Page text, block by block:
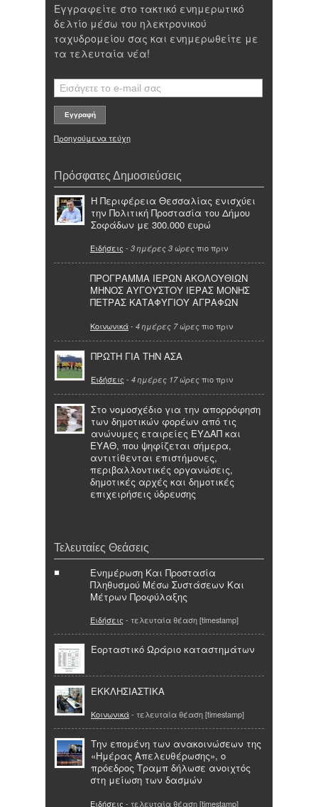
Εγγραφείτε στο τακτικό ενημερωτικό
δελτίο μέσω του ηλεκτρονικού
ταχυδρομείου σας και ενημερωθείτε με
τα τελευταία νέα!
Προηγούμενα τεύχη
Πρόσφατες Δημοσιεύσεις
Η Περιφέρεια Θεσσαλίας ενισχύει
την Πολιτική Προστασία του Δήμου
Σοφάδων με 300.000 ευρώ
Ειδήσεις - 3 ημέρες 3 ώρες πιο πριν
ΠΡΟΓΡΑΜΜΑ ΙΕΡΩΝ ΑΚΟΛΟΥΘΙΩΝ
ΜΗΝΟΣ ΑΥΓΟΥΣΤΟΥ ΙΕΡΑΣ ΜΟΝΗΣ
ΠΕΤΡΑΣ ΚΑΤΑΦΥΓΙΟΥ ΑΓΡΑΦΩΝ
Κοινωνικά- 4 ημέρες 7 ώρες πιο πριν
ΠΡΩΤΗ ΓΙΑ ΤΗΝ ΑΣΑ
Ειδήσεις - 4 ημέρες 17 ώρες πιο πριν
Στο νομοσχέδιο για την απορρόφηση
των δημοτικών φορέων από τις
ανώνυμες εταιρείες ΕΥΔΑΠ και
ΕΥΑΘ, που ψηφίζεται σήμερα,
αντιτίθενται επιστήμονες,
περιβαλλοντικές οργανώσεις,
δημοτικές αρχές και δημοτικές
επιχειρήσεις ύδρευσης
Τελευταίες Θεάσεις
Ενημέρωση Και Προστασία
Πληθυσμού Μέσω Συστάσεων Και
Μέτρων Προφύλαξης
Ειδήσεις - τελευταία θέαση [timestamp]
Εορταστικό Ωράριο καταστημάτων
ΕΚΚΛΗΣΙΑΣΤΙΚΑ
Κοινωνικά- τελευταία θέαση [timestamp]
Την επομένη των ανακοινώσεων της
«Ημέρας Απελευθέρωσης», ο
πρόεδρος Τραμπ δήλωσε ανοιχτός
στη μείωση των δασμών
Ειδήσεις - τελευταία θέαση [timestamp]